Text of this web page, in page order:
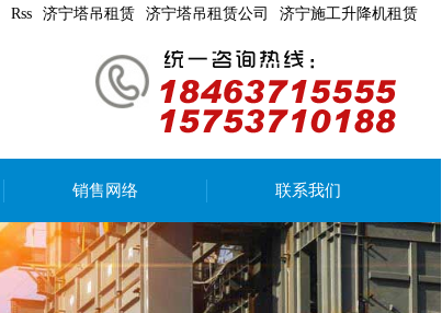
Rss 济宁塔吊租赁 济宁塔吊租赁公司 济宁施工升降机租赁
销售网络 联系我们